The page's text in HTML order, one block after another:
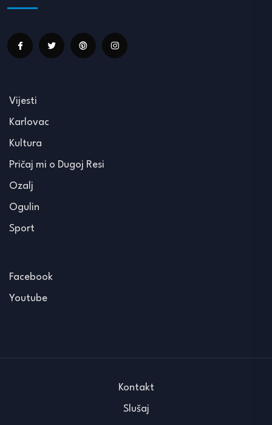
Vijesti
Karlovac
Kultura
Pričaj mi o Dugoj Resi
Ozalj
Ogulin
Sport
Facebook
Youtube
Kontakt
Slušaj